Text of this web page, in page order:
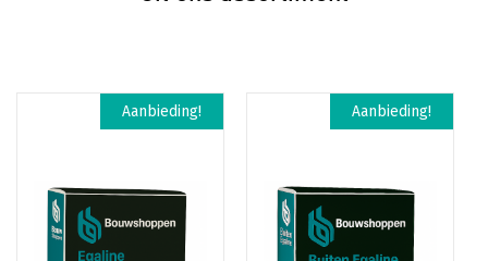
Aanbieding! Aanbieding!